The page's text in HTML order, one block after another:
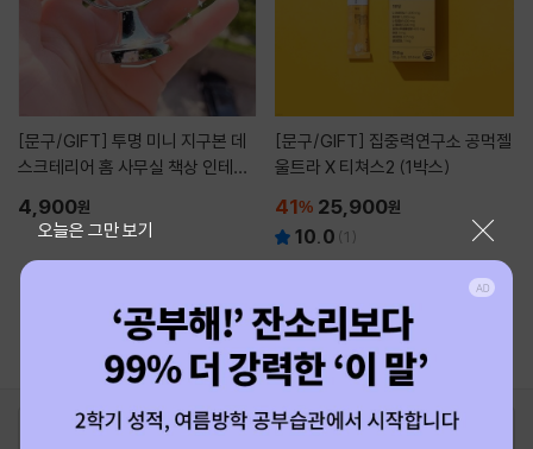
[문구/GIFT]
스크테리어 홈 사무실 책상 인테리
4,900원
[문구/GIFT]
울트라 X 티쳐스2 (1박스)
3개이상 구매시 20%할인쿠폰 증정!
41% 25,900원
10.0 (1 )
1
오늘은 그만 보기
로그인 최근 본 상품 주문/배송